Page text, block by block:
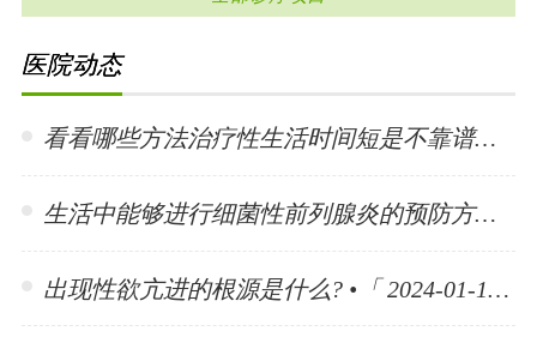
医院动态
看看哪些方法治疗性生活时间短是不靠谱的? •「 2024-01-15 」
生活中能够进行细菌性前列腺炎的预防方法有哪些? •「 2024-01-15 」
出现性欲亢进的根源是什么? •「 2024-01-11 」